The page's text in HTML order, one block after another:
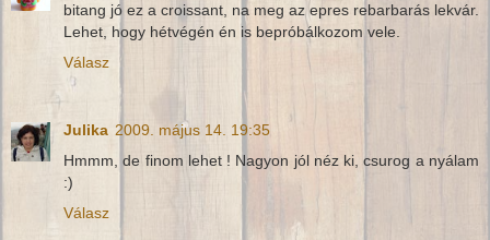
bitang jó ez a croissant, na meg az epres rebarbarás lekvár.
Lehet, hogy hétvégén én is bepróbálkozom vele.
Válasz
Julika 2009. május 14. 19:35
Hmmm, de finom lehet ! Nagyon jól néz ki, csurog a nyálam
:)
Válasz